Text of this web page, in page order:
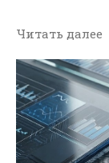
Читать далее